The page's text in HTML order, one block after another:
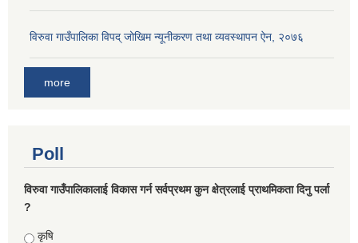
विरुवा गाउँपालिका विपद् जोखिम न्यूनीकरण तथा व्यवस्थापन ऐन, २०७६
more
Poll
विरुवा गाउँपालिकालाई विकास गर्न सर्वप्रथम कुन क्षेत्रलाई प्राथमिकता दिनु पर्ला
?
Choices
कृषि